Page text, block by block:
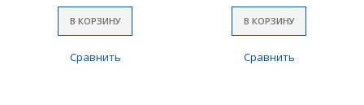
В КОРЗИНУ
Сравнить
В КОРЗИНУ
Сравнить